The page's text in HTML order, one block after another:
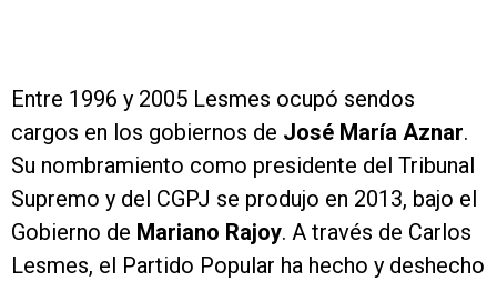
Entre 1996 y 2005 Lesmes ocupó sendos
cargos en los gobiernos de José María Aznar.
Su nombramiento como presidente del Tribunal
Supremo y del CGPJ se produjo en 2013, bajo el
Gobierno de Mariano Rajoy. A través de Carlos
Lesmes, el Partido Popular ha hecho y deshecho